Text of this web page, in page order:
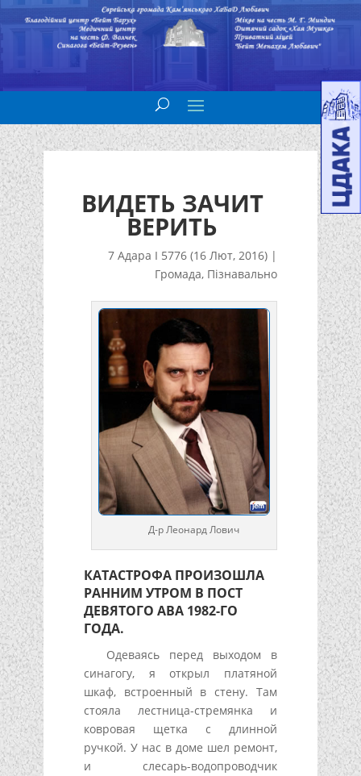
ВИДЕТЬ ЗАЧИТ
ВЕРИТЬ
7 Адара I 5776 (16 Лют, 2016) |
Громада, Пізнавально
Д-р Леонард Лович
КАТАСТРОФА ПРОИЗОШЛА
РАННИМ УТРОМ В ПОСТ
ДЕВЯТОГО АВА 1982-ГО
ГОДА.
Одеваясь перед выходом в
синагогу, я открыл платяной
шкаф, встроенный в стену. Там
стояла лестница-стремянка и
ковровая щетка с длинной
ручкой. У нас в доме шел ремонт,
и слесарь-водопроводчик